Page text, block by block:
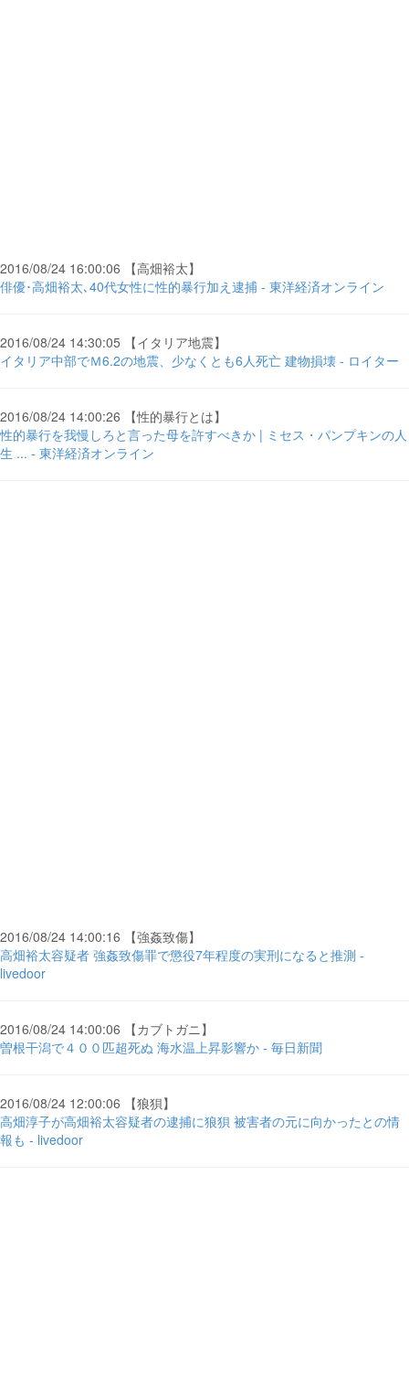
2016/08/24 16:00:06 【高畑裕太】
俳優･高畑裕太､40代女性に性的暴行加え逮捕 - 東洋経済オンライン
2016/08/24 14:30:05 【イタリア地震】
イタリア中部でＭ6.2の地震、少なくとも6人死亡 建物損壊 - ロイター
2016/08/24 14:00:26 【性的暴行とは】
性的暴行を我慢しろと言った母を許すべきか | ミセス・パンプキンの人
生 ... - 東洋経済オンライン
2016/08/24 14:00:16 【強姦致傷】
高畑裕太容疑者 強姦致傷罪で懲役7年程度の実刑になると推測 -
livedoor
2016/08/24 14:00:06 【カブトガニ】
曽根干潟で４００匹超死ぬ 海水温上昇影響か - 毎日新聞
2016/08/24 12:00:06 【狼狽】
高畑淳子が高畑裕太容疑者の逮捕に狼狽 被害者の元に向かったとの情
報も - livedoor